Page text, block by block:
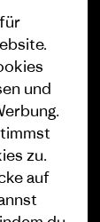
und
zu.
auf